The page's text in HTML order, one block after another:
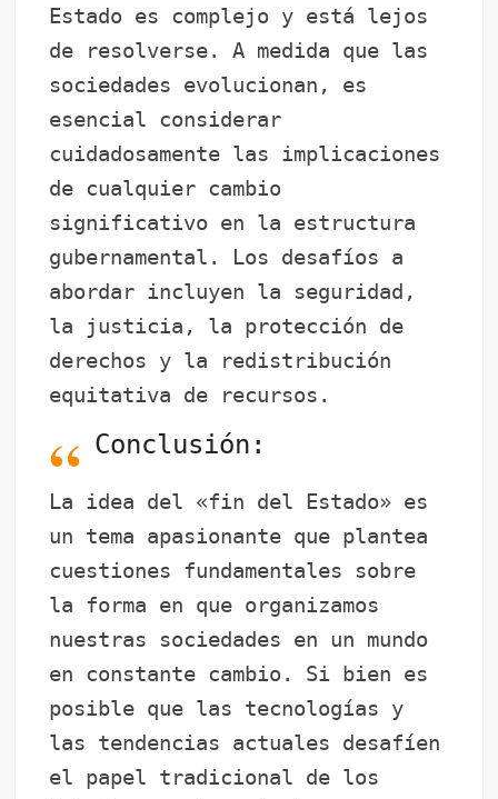
Estado es complejo y está lejos
de resolverse. A medida que las
sociedades evolucionan, es
esencial considerar
cuidadosamente las implicaciones
de cualquier cambio
significativo en la estructura
gubernamental. Los desafíos a
abordar incluyen la seguridad,
la justicia, la protección de
derechos y la redistribución
equitativa de recursos.
Conclusión:
La idea del «fin del Estado» es
un tema apasionante que plantea
cuestiones fundamentales sobre
la forma en que organizamos
nuestras sociedades en un mundo
en constante cambio. Si bien es
posible que las tecnologías y
las tendencias actuales desafíen
el papel tradicional de los